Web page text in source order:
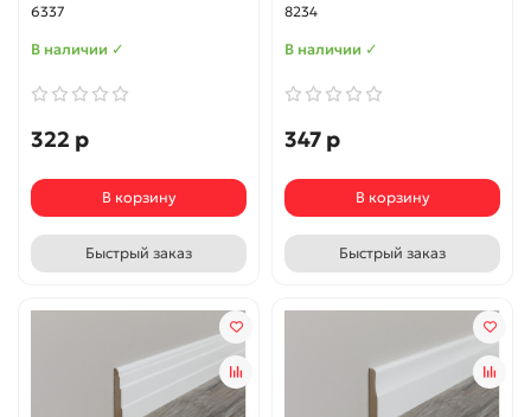
6337
В наличии ✓
322 р
В корзину
Быстрый заказ
8234
В наличии ✓
347 р
В корзину
Быстрый заказ